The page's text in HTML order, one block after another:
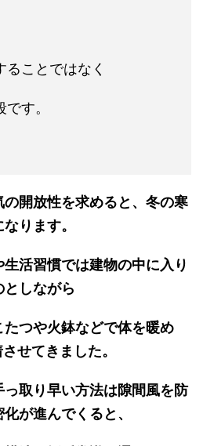
ことではなく
す。
開放性を求めると、冬の寒
ります。
活習慣では建物の中に入り
しながら
つや火鉢などで体を暖め
せてきました。
取り早い方法は隙間風を防
が進んでくると、